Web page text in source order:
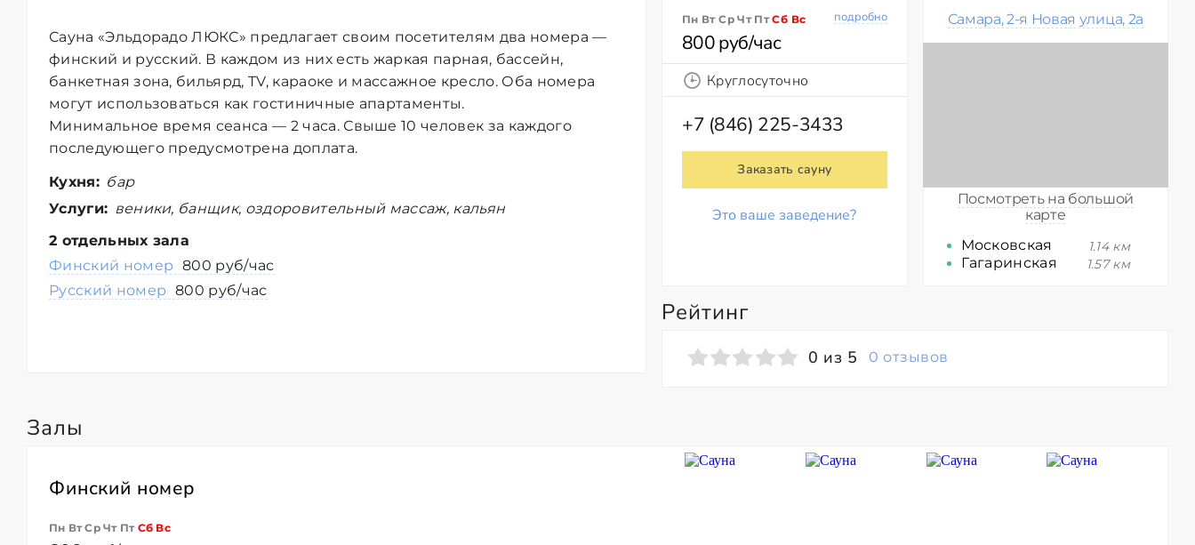
Сауна «Эльдорадо ЛЮКС» предлагает своим посетителям два номера —
финский и русский. В каждом из них есть жаркая парная, бассейн,
банкетная зона, бильярд, TV, караоке и массажное кресло. Оба номера
могут использоваться как гостиничные апартаменты.
Минимальное время сеанса — 2 часа. Свыше 10 человек за каждого
последующего предусмотрена доплата.
Кухня: бар
Услуги: веники, банщик, оздоровительный массаж, кальян
2 отдельных зала
Финский номер 800 руб/час
Русский номер 800 руб/час
подробно
Пн Вт Ср Чт ПтСб Вс
800 руб/час
Круглосуточно
+7 (846) 225-3433
Заказать сауну
Это ваше заведение?
Самара, 2-я Новая улица, 2а
Посмотреть на большой
карте
Московская
1.14 км
Гагаринская 1.57 км
Рейтинг
0 из 5 0 отзывов
Залы
Финский номер
Пн Вт Ср Чт Пт Сб Вс